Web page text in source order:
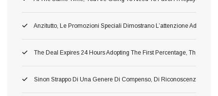
Anzitutto, Le Promozioni Speciali Dimostrano L’attenzione
The Deal Expires 24 Hours Adopting The First Percentage, Therefore
Sinon Strappo Di Una Genere Di Compenso, Di Riconoscenza A